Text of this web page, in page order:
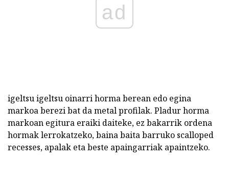
ad
igeltsu igeltsu oinarri horma berean edo egina
markoa berezi bat da metal profilak. Pladur horma
markoan egitura eraiki daiteke, ez bakarrik ordena
hormak lerrokatzeko, baina baita barruko scalloped
recesses, apalak eta beste apaingarriak apaintzeko.